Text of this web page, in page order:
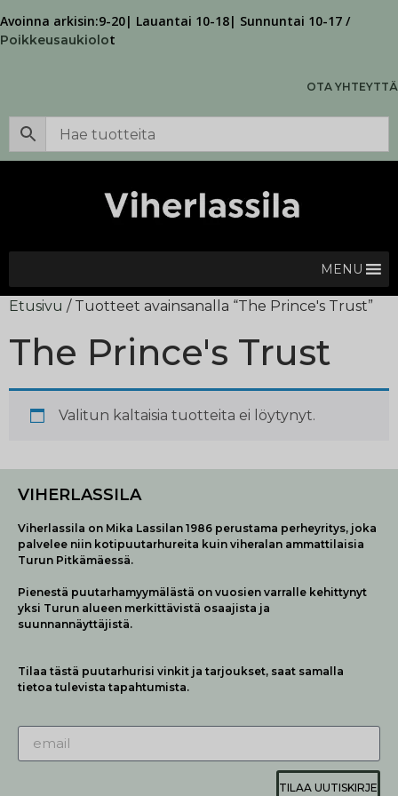
Avoinna arkisin:9-20| Lauantai 10-18| Sunnuntai 10-17 /
Poikkeusaukiolot
OTA YHTEYTTÄ
MENU
Etusivu / Tuotteet avainsanalla “The Prince's Trust”
The Prince's Trust
Valitun kaltaisia tuotteita ei löytynyt.
VIHERLASSILA
Viherlassila on Mika Lassilan 1986 perustama perheyritys, joka
palvelee niin kotipuutarhureita kuin viheralan ammattilaisia
Turun Pitkämäessä.
Pienestä puutarhamyymälästä on vuosien varralle kehittynyt
yksi Turun alueen merkittävistä osaajista ja
suunnannäyttäjistä.
Tilaa tästä puutarhurisi vinkit ja tarjoukset, saat samalla
tietoa tulevista tapahtumista.
TILAA UUTISKIRJE